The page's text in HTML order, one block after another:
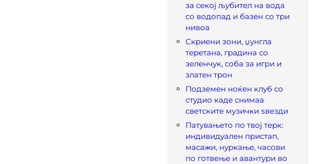
за секој љубител на вода
со водопад и базен со три
нивоа
Скриени зони, џунгла
теретана, градина со
зеленчук, соба за игри и
златен трон
Подземен ноќен клуб со
студио каде снимаа
светските музички ѕвезди
Патувањето по твој терк:
индивидуален пристап,
масажи, нуркање, часови
по готвење и авантури во